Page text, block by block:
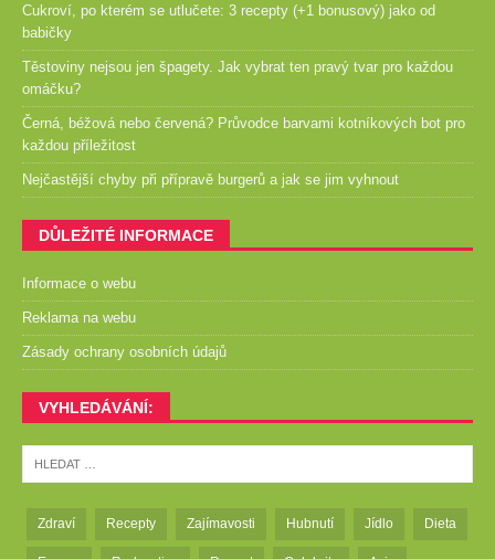
Cukroví, po kterém se utlučete: 3 recepty (+1 bonusový) jako od
babičky
Těstoviny nejsou jen špagety. Jak vybrat ten pravý tvar pro každou
omáčku?
Černá, béžová nebo červená? Průvodce barvami kotníkových bot pro
každou příležitost
Nejčastější chyby při přípravě burgerů a jak se jim vyhnout
DŮLEŽITÉ INFORMACE
Informace o webu
Reklama na webu
Zásady ochrany osobních údajů
VYHLEDÁVÁNÍ:
Zdraví Recepty Zajímavosti Hubnutí Jídlo Dieta